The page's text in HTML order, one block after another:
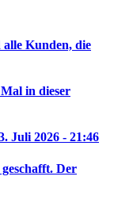
Kunden, die
in dieser
Juli 2026 - 21:46
Der